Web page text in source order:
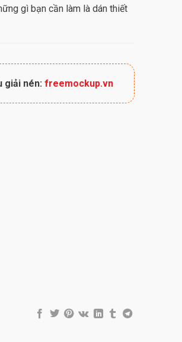
gì bạn cần làm là dán thiết
giải nén: freemockup.vn